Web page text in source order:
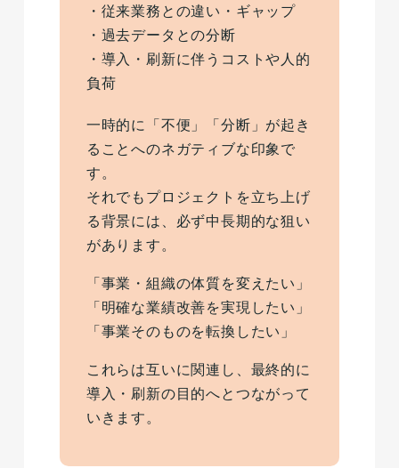
・従来業務との違い・ギャップ
・過去データとの分断
・導入・刷新に伴うコストや人的
負荷
一時的に「不便」「分断」が起き
ることへのネガティブな印象で
す。
それでもプロジェクトを立ち上げ
る背景には、必ず中長期的な狙い
があります。
「事業・組織の体質を変えたい」
「明確な業績改善を実現したい」
「事業そのものを転換したい」
これらは互いに関連し、最終的に
導入・刷新の目的へとつながって
いきます。